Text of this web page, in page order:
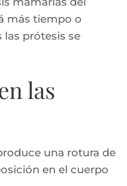
más tiempo o
prótesis se
las
una rotura de
en el cuerpo